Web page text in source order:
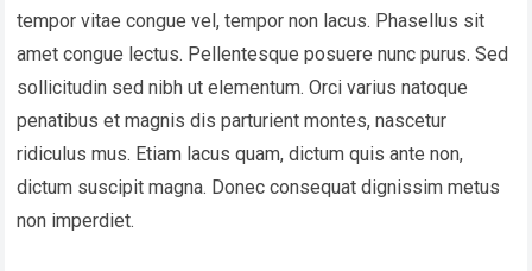
tempor vitae congue vel, tempor non lacus. Phasellus sit
amet congue lectus. Pellentesque posuere nunc purus. Sed
sollicitudin sed nibh ut elementum. Orci varius natoque
penatibus et magnis dis parturient montes, nascetur
ridiculus mus. Etiam lacus quam, dictum quis ante non,
dictum suscipit magna. Donec consequat dignissim metus
non imperdiet.